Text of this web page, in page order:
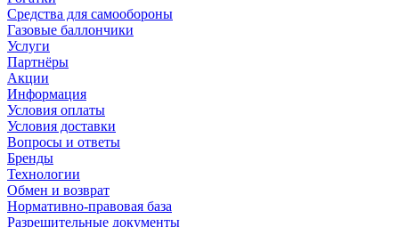
Средства для самообороны
Газовые баллончики
Услуги
Партнёры
Акции
Информация
Условия оплаты
Условия доставки
Вопросы и ответы
Бренды
Технологии
Обмен и возврат
Нормативно-правовая база
Разрешительные документы